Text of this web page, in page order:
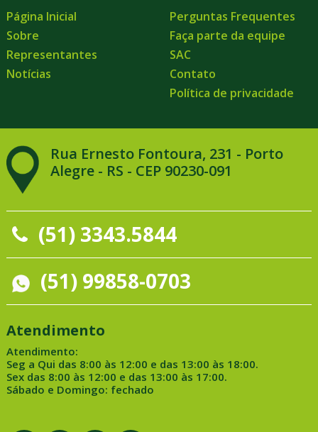
Página Inicial
Sobre
Representantes
Notícias
Perguntas Frequentes
Faça parte da equipe
SAC
Contato
Política de privacidade
Rua Ernesto Fontoura, 231 - Porto
Alegre - RS - CEP 90230-091
(51) 3343.5844
(51) 99858-0703
Atendimento
Atendimento:
Seg a Qui das 8:00 às 12:00 e das 13:00 às 18:00.
Sex das 8:00 às 12:00 e das 13:00 às 17:00.
Sábado e Domingo: fechado